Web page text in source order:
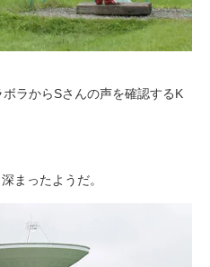
ラからSさんの声を確認するK
まったようだ。